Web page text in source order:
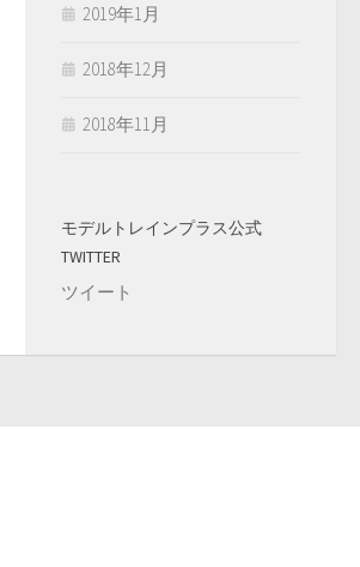
2019年1月
2018年12月
2018年11月
モデルトレインプラス公式
TWITTER
ツイート